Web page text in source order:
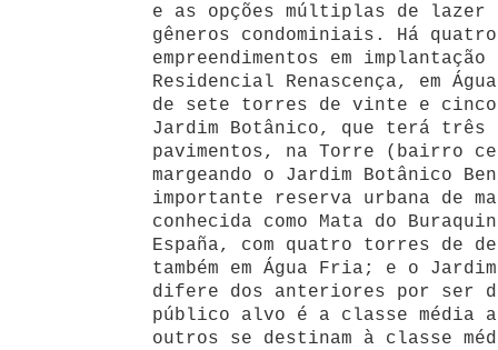
e as opções múltiplas de
gêneros condominiais. Há
empreendimentos em
Residencial Renascença, em
de sete torres de vinte e
Jardim Botânico, que terá três
pavimentos, na Torre (bairro
margeando o Jardim Botânico
importante reserva urbana de
conhecida como Mata do
España, com quatro torres de
também em Água Fria; e o
difere dos anteriores por ser
público alvo é a classe média
outros se destinam à classe